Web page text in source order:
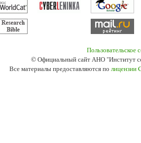
Пользовательское
© Официальный сайт АНО "Институт
Все материалы предоставляются по лицензии